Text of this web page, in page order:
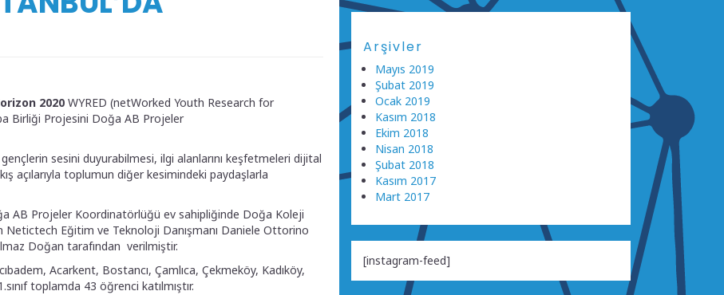
2020 WYRED (netWorked Youth Research for
Birliği Projesini Doğa AB Projeler
sesini duyurabilmesi, ilgi alanlarını keşfetmeleri dijital
açılarıyla toplumun diğer kesimindeki paydaşlarla
AB Projeler Koordinatörlüğü ev sahipliğinde Doğa Koleji
Eğitim ve Teknoloji Danışmanı Daniele Ottorino
Doğan tarafından verilmiştir.
Acarkent, Bostancı, Çamlıca, Çekmeköy, Kadıköy,
toplamda 43 öğrenci katılmıştır.
Arşivler
Mayıs 2019
Şubat 2019
Ocak 2019
Kasım 2018
Ekim 2018
Nisan 2018
Şubat 2018
Kasım 2017
Mart 2017
[instagram-feed]